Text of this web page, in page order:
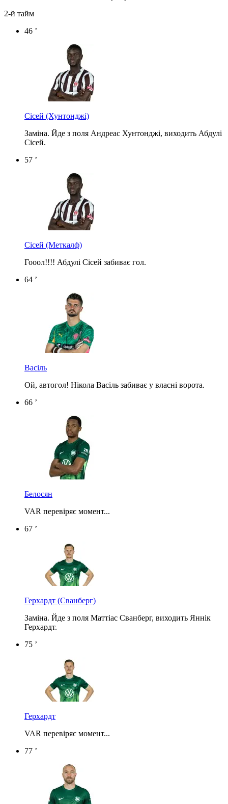
2-й тайм
46 ’
Сісей (Хунтонджі)
Заміна. Йде з поля Андреас Хунтонджі, виходить Абдулі
Сісей.
57 ’
Сісей (Меткалф)
Гооол!!!! Абдулі Сісей забиває гол.
64 ’
Васіль
Ой, автогол! Нікола Васіль забиває у власні ворота.
66 ’
Белосян
VAR перевіряє момент...
67 ’
Герхардт (Сванберг)
Заміна. Йде з поля Маттіас Сванберг, виходить Яннік
Герхардт.
75 ’
Герхардт
VAR перевіряє момент...
77 ’